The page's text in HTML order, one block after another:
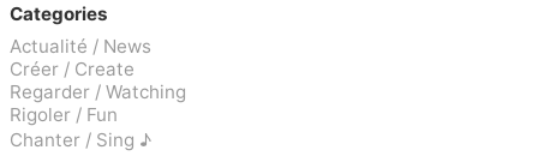
Categories
Actualité / News
Créer / Create
Regarder / Watching
Rigoler / Fun
Chanter / Sing ♪